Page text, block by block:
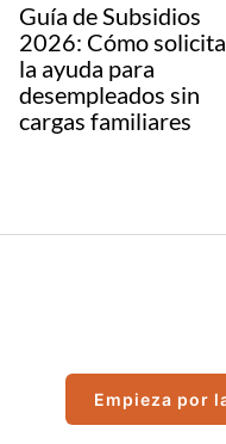
Guía de Subsidios
2026: Cómo
la ayuda para
desempleados sin
cargas familiares
Empieza por